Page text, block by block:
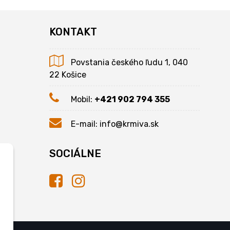
KONTAKT
Povstania českého ľudu 1, 040
22 Košice
Mobil: +421 902 794 355
E-mail: info@krmiva.sk
SOCIÁLNE